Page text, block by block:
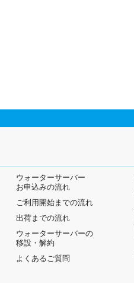
ウォーターサーバー
お申込みの流れ
ご利用開始までの流れ
出荷までの流れ
ウォーターサーバーの
移設・解約
よくあるご質問